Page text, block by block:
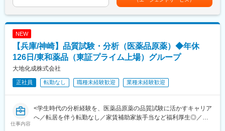
■未経験の方も歓迎です。異業種・営業未経験から入社された方も
■固定給に加え、販売実績に応じたインセンティブ制度がありま
す。
全体平均で年間約50万円の支給実績があり、成果に応じてさらに
入社後すぐに数字を任せるのではなく、研修・同行を経て段階的
はありますが意向に沿います。)
月・12月）基本給の3ヶ月分程度を想定賃金はあくまでも目安の
金額であり、選考を通じて上下する可能性があります。月給(月額)
は固定手当を含めた表記です。
NEW
【兵庫/神崎】品質試験・分析（医薬品原薬）◆年休
126日/東和薬品（東証プライム上場）グループ
大地化成株式会社
正社員 転勤なし 職種未経験歓迎 業種未経験歓迎
仕事内容
<学生時代の分析経験を、医薬品原薬の品質試験に活かすキャリア
へ／転居を伴う転勤なし／家賃補助家族手当など福利厚生◎／高